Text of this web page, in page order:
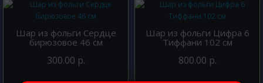
Шар из фольги Сердце
бирюзовое 46 см
300.00 р.
Шар из фольги Цифра 6
Тиффани 102 см
800.00 р.